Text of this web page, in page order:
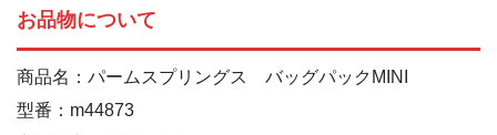
お品物について
商品名：パームスプリングス バッグパックMINI
型番：m44873